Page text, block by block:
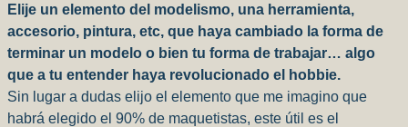
Elije un elemento del modelismo, una herramienta,
accesorio, pintura, etc, que haya cambiado la forma de
terminar un modelo o bien tu forma de trabajar… algo
que a tu entender haya revolucionado el hobbie.
Sin lugar a dudas elijo el elemento que me imagino que
habrá elegido el 90% de maquetistas, este útil es el